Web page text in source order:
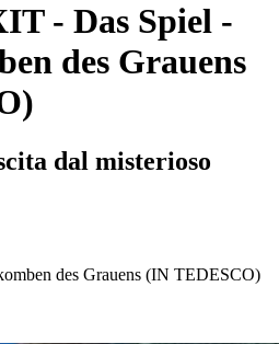
- Das Spiel -
des Grauens
dal misterioso
des Grauens (IN TEDESCO)